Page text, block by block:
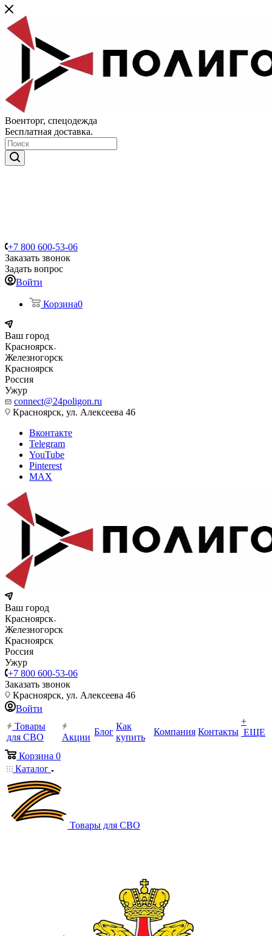
Военторг, спецодежда
Бесплатная доставка.
+7 800 600-53-06
Заказать звонок
Задать вопрос
Войти
Корзина0
Ваш город
Красноярск
Железногорск
Красноярск
Россия
Ужур
connect@24poligon.ru
Красноярск, ул. Алексеева 46
Вконтакте
Telegram
YouTube
Pinterest
MAX
Ваш город
Красноярск
Железногорск
Красноярск
Россия
Ужур
+7 800 600-53-06
Заказать звонок
Красноярск, ул. Алексеева 46
Войти
Товары
для СВО
Акции
Блог
Как
купить
Компания Контакты
+
ЕЩЕ
Корзина 0
Каталог
Товары для СВО